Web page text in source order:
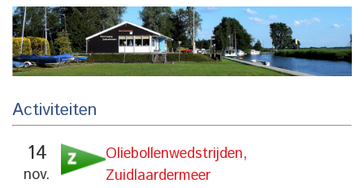
Activiteiten
14
nov.
Oliebollenwedstrijden,
Zuidlaardermeer